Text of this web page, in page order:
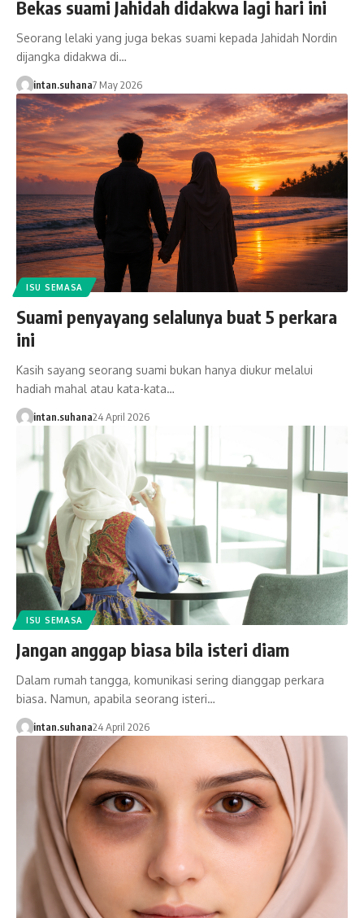
Bekas suami Jahidah didakwa lagi hari ini
Seorang lelaki yang juga bekas suami kepada Jahidah Nordin
dijangka didakwa di…
intan.suhana7 May 2026
ISU SEMASA
Suami penyayang selalunya buat 5 perkara
ini
Kasih sayang seorang suami bukan hanya diukur melalui
hadiah mahal atau kata-kata…
intan.suhana24 April 2026
ISU SEMASA
Jangan anggap biasa bila isteri diam
Dalam rumah tangga, komunikasi sering dianggap perkara
biasa. Namun, apabila seorang isteri…
intan.suhana24 April 2026